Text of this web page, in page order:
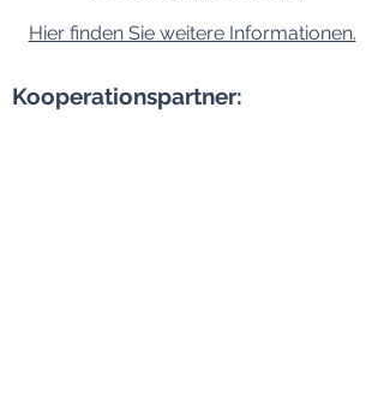
Hier finden Sie weitere Informationen.
Kooperationspartner: